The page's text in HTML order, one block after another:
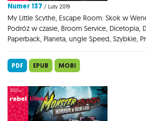
Numer 137 / Luty 2019
My Little Scythe, Escape Room: Skok w
Podróż w czasie, Broom Service, Dicetopia,
Paperback, Planeta, ungle Speed, Szybkie,
PDF EPUB MOBI